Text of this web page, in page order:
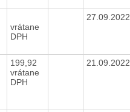
vrátane
DPH
27.09.2022
199,92
vrátane
DPH
21.09.2022